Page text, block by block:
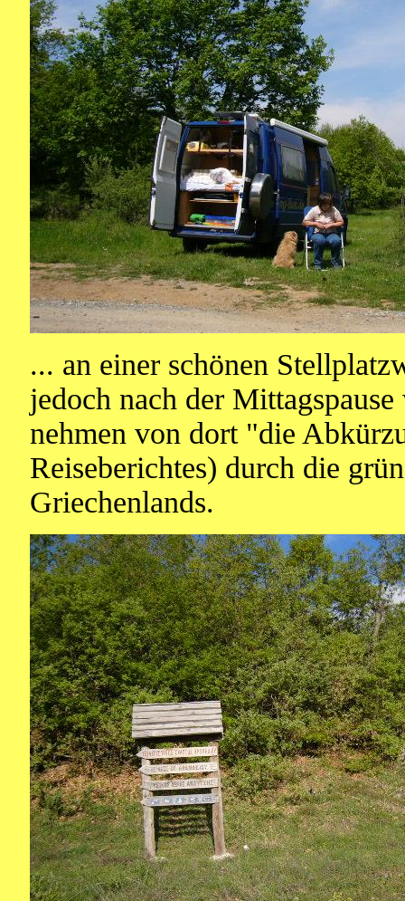
... an einer schönen
jedoch nach der
nehmen von dort "die
Reiseberichtes) durch die
Griechenlands.